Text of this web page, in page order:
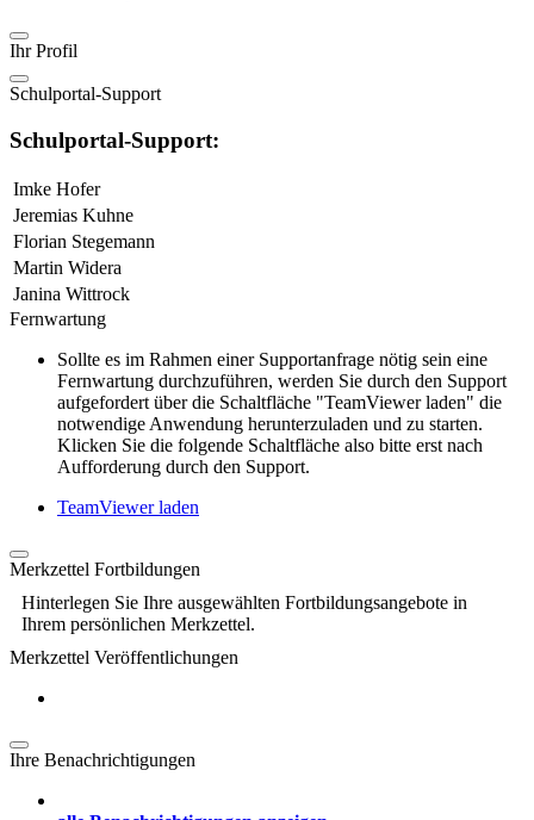
Ihr Profil
Schulportal-Support
Schulportal-Support:
Imke Hofer
Jeremias Kuhne
Florian Stegemann
Martin Widera
Janina Wittrock
Fernwartung
Sollte es im Rahmen einer Supportanfrage nötig sein eine
Fernwartung durchzuführen, werden Sie durch den Support
aufgefordert über die Schaltfläche "TeamViewer laden" die
notwendige Anwendung herunterzuladen und zu starten.
Klicken Sie die folgende Schaltfläche also bitte erst nach
Aufforderung durch den Support.
TeamViewer laden
Merkzettel Fortbildungen
Hinterlegen Sie Ihre ausgewählten Fortbildungsangebote in
Ihrem persönlichen Merkzettel.
Merkzettel Veröffentlichungen
Ihre Benachrichtigungen